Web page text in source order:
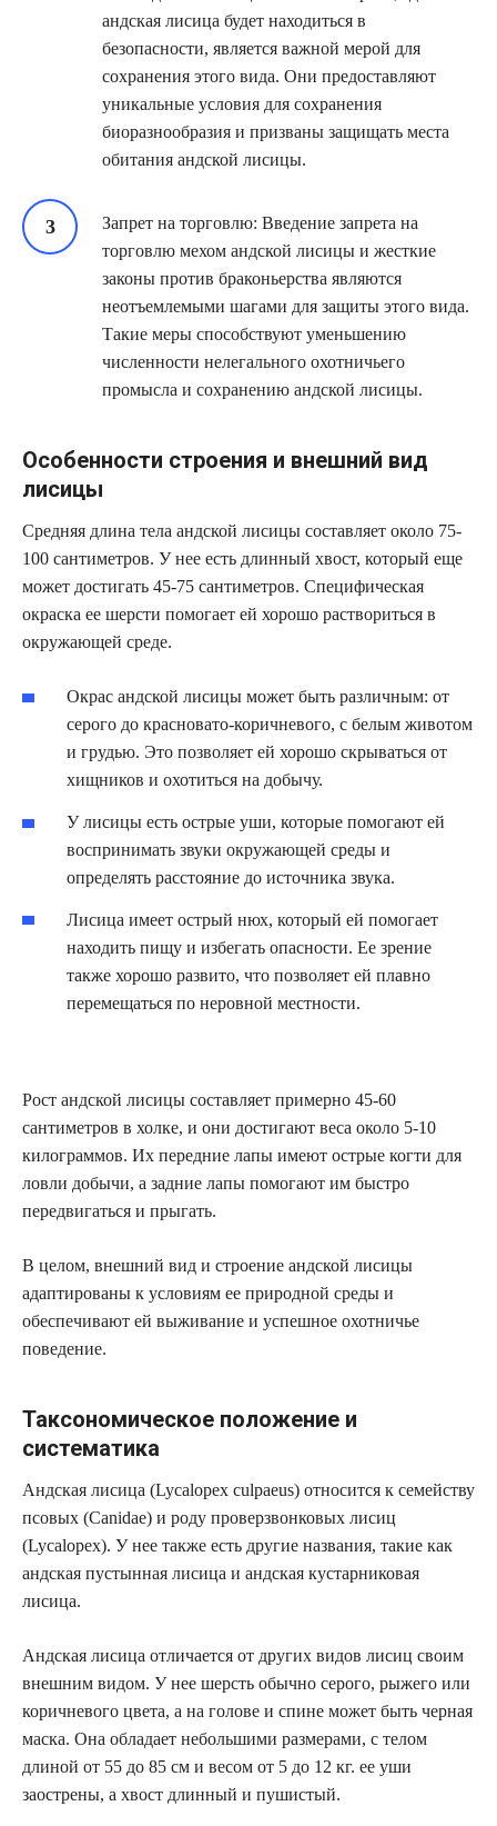
андская лисица будет находиться в
безопасности, является важной мерой для
сохранения этого вида. Они предоставляют
уникальные условия для сохранения
биоразнообразия и призваны защищать места
обитания андской лисицы.
Запрет на торговлю: Введение запрета на
торговлю мехом андской лисицы и жесткие
законы против браконьерства являются
неотъемлемыми шагами для защиты этого вида.
Такие меры способствуют уменьшению
численности нелегального охотничьего
промысла и сохранению андской лисицы.
Особенности строения и внешний вид
лисицы
Средняя длина тела андской лисицы составляет около 75-
100 сантиметров. У нее есть длинный хвост, который еще
может достигать 45-75 сантиметров. Специфическая
окраска ее шерсти помогает ей хорошо раствориться в
окружающей среде.
Окрас андской лисицы может быть различным: от
серого до красновато-коричневого, с белым животом
и грудью. Это позволяет ей хорошо скрываться от
хищников и охотиться на добычу.
У лисицы есть острые уши, которые помогают ей
воспринимать звуки окружающей среды и
определять расстояние до источника звука.
Лисица имеет острый нюх, который ей помогает
находить пищу и избегать опасности. Ее зрение
также хорошо развито, что позволяет ей плавно
перемещаться по неровной местности.
Рост андской лисицы составляет примерно 45-60
сантиметров в холке, и они достигают веса около 5-10
килограммов. Их передние лапы имеют острые когти для
ловли добычи, а задние лапы помогают им быстро
передвигаться и прыгать.
В целом, внешний вид и строение андской лисицы
адаптированы к условиям ее природной среды и
обеспечивают ей выживание и успешное охотничье
поведение.
Таксономическое положение и
систематика
Андская лисица (Lycalopex culpaeus) относится к семейству
псовых (Canidae) и роду проверзвонковых лисиц
(Lycalopex). У нее также есть другие названия, такие как
андская пустынная лисица и андская кустарниковая
лисица.
Андская лисица отличается от других видов лисиц своим
внешним видом. У нее шерсть обычно серого, рыжего или
коричневого цвета, а на голове и спине может быть черная
маска. Она обладает небольшими размерами, с телом
длиной от 55 до 85 см и весом от 5 до 12 кг. ее уши
заострены, а хвост длинный и пушистый.